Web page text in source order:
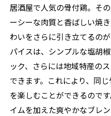
居酒屋で人気の骨付鶏。そ
ーシーな肉質と香ばしい焼
わいをさらに引き立てるの
パイスは、シンプルな塩胡
ック、さらには地域特産の
できます。これにより、同
を楽しむことができるので
イムを加えた爽やかなブレ